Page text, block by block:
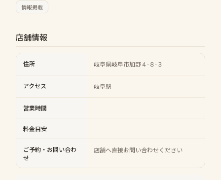
情報掲載
店舗情報
住所 岐阜県岐阜市加野４-８-３
アクセス 岐阜駅
営業時間
料金目安
ご予約・お問い合わ
せ
店舗へ直接お問い合わせください